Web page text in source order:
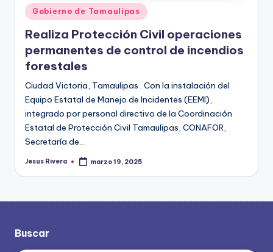
Publicado
en
Gobierno de Tamaulipas
Realiza Protección Civil operaciones
permanentes de control de incendios
forestales
Ciudad Victoria, Tamaulipas . Con la instalación del
Equipo Estatal de Manejo de Incidentes (EEMI),
integrado por personal directivo de la Coordinación
Estatal de Protección Civil Tamaulipas, CONAFOR,
Secretaría de…
Publicado
Jesus Rivera marzo 19, 2025
Buscar